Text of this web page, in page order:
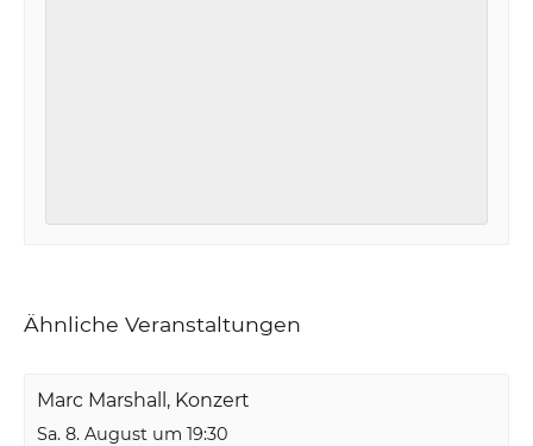
Ähnliche Veranstaltungen
Marc Marshall, Konzert
Sa. 8. August um 19:30